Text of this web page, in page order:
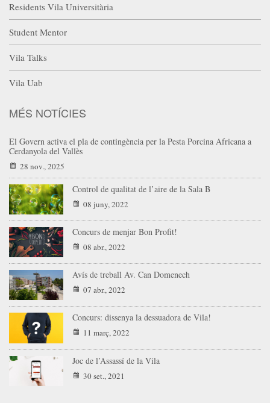
Residents Vila Universitària
Student Mentor
Vila Talks
Vila Uab
MÉS NOTÍCIES
El Govern activa el pla de contingència per la Pesta Porcina Africana a
Cerdanyola del Vallès
28 nov., 2025
Control de qualitat de l’aire de la Sala B
08 juny, 2022
Concurs de menjar Bon Profit!
08 abr., 2022
Avís de treball Av. Can Domenech
07 abr., 2022
Concurs: dissenya la dessuadora de Vila!
11 març, 2022
Joc de l’Assassí de la Vila
30 set., 2021